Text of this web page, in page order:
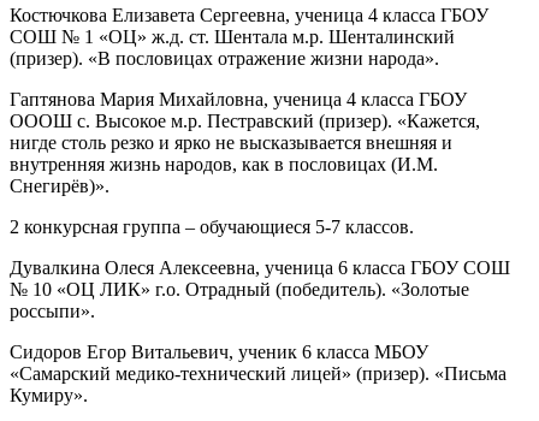
Костючкова Елизавета Сергеевна, ученица 4 класса ГБОУ
СОШ № 1 «ОЦ» ж.д. ст. Шентала м.р. Шенталинский
(призер). «В пословицах отражение жизни народа».
Гаптянова Мария Михайловна, ученица 4 класса ГБОУ
ОООШ с. Высокое м.р. Пестравский (призер). «Кажется,
нигде столь резко и ярко не высказывается внешняя и
внутренняя жизнь народов, как в пословицах (И.М.
Снегирёв)».
2 конкурсная группа – обучающиеся 5-7 классов.
Дувалкина Олеся Алексеевна, ученица 6 класса ГБОУ СОШ
№ 10 «ОЦ ЛИК» г.о. Отрадный (победитель). «Золотые
россыпи».
Сидоров Егор Витальевич, ученик 6 класса МБОУ
«Самарский медико-технический лицей» (призер). «Письма
Кумиру».